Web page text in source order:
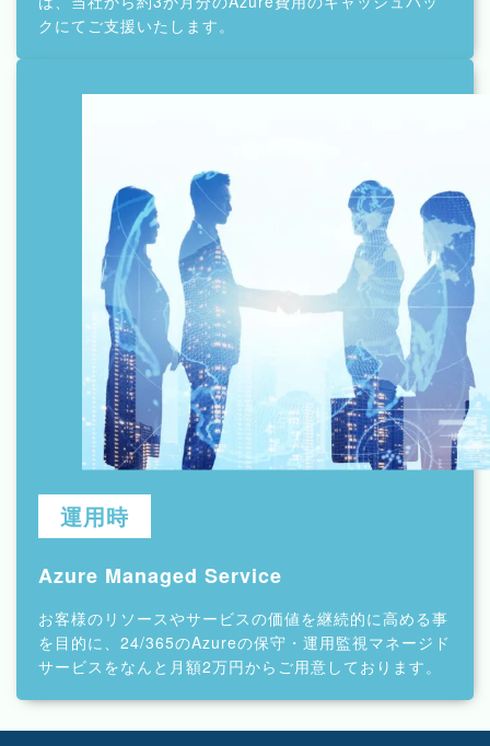
クにてご支援いたします。
運用時
Azure Managed Service
お客様のリソースやサービスの価値を継続的に高める事
を目的に、24/365のAzureの保守・運用監視マネージド
サービスをなんと月額2万円からご用意しております。